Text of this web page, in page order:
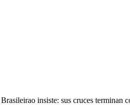
insiste: sus cruces terminan